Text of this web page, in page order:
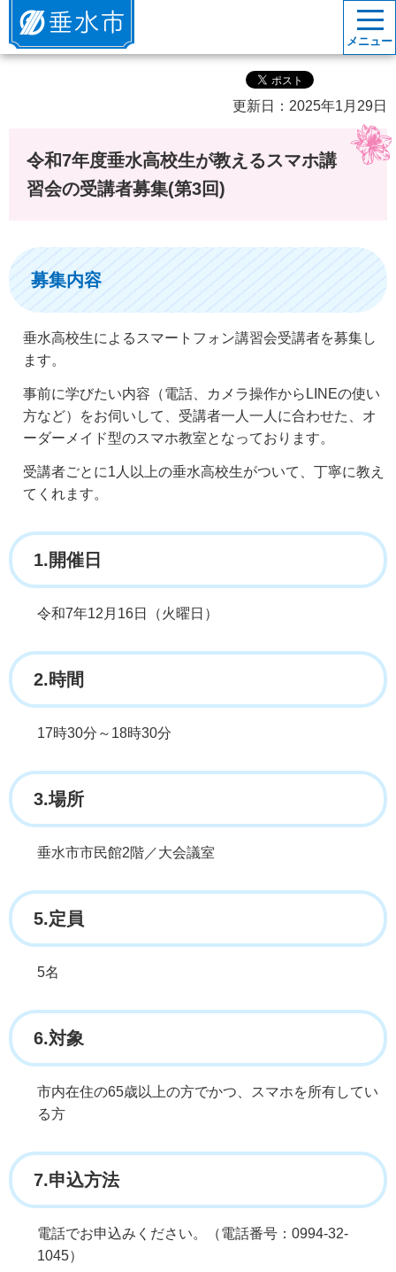
垂水市
メニュー
更新日：2025年1月29日
令和7年度垂水高校生が教えるスマホ講
習会の受講者募集(第3回)
募集内容
垂水高校生によるスマートフォン講習会受講者を募集し
ます。
事前に学びたい内容（電話、カメラ操作からLINEの使い
方など）をお伺いして、受講者一人一人に合わせた、オ
ーダーメイド型のスマホ教室となっております。
受講者ごとに1人以上の垂水高校生がついて、丁寧に教え
てくれます。
1.開催日
令和7年12月16日（火曜日）
2.時間
17時30分～18時30分
3.場所
垂水市市民館2階／大会議室
5.定員
5名
6.対象
市内在住の65歳以上の方でかつ、スマホを所有してい
る方
7.申込方法
電話でお申込みください。（電話番号：0994-32-
1045）